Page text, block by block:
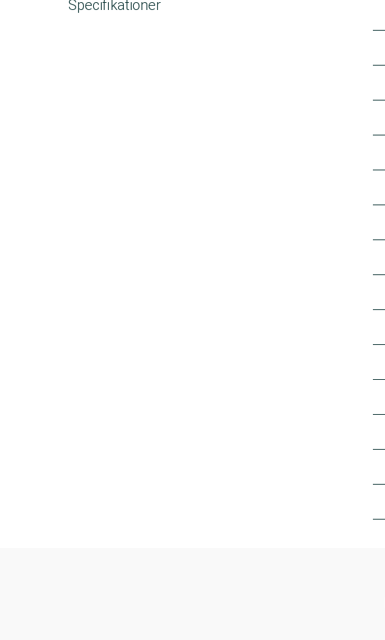
Specifikationer